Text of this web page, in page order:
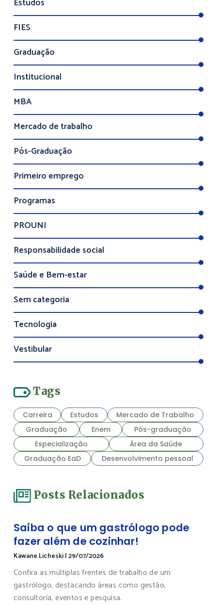
Estudos
FIES
Graduação
Institucional
MBA
Mercado de trabalho
Pós-Graduação
Primeiro emprego
Programas
PROUNI
Responsabilidade social
Saúde e Bem-estar
Sem categoria
Tecnologia
Vestibular
Tags
Carreira Estudos
Mercado de Trabalho
Graduação
Enem
Pós-graduação
Especialização
Área da Saúde
Graduação EaD
Desenvolvimento pessoal
Posts Relacionados
Saiba o que um gastrólogo pode
fazer além de cozinhar!
Kawane Licheski|29/07/2026
Confira as múltiplas frentes de trabalho de um
gastrólogo, destacando áreas como gestão,
consultoria, eventos e pesquisa.